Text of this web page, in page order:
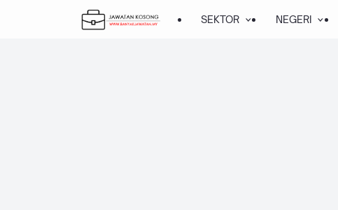
SEKTOR NEGERI